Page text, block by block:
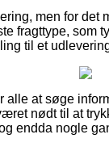
men for det
fragttype,
til et
alle at søge
nødt til at
endda nogle